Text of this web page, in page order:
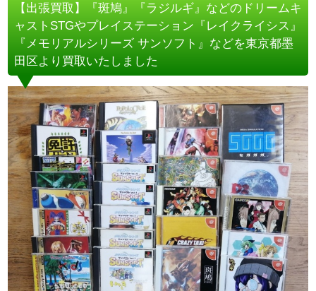
【出張買取】『斑鳩』『ラジルギ』などのドリームキ
ャストSTGやプレイステーション『レイクライシス』
『メモリアルシリーズ サンソフト』などを東京都墨
田区より買取いたしました